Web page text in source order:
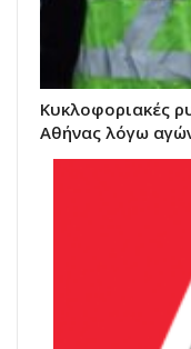
Κυκλοφοριακές
Αθήνας λόγω